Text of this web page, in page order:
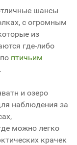
шансы
с огромным
из
где-либо
птичьим
.
и озеро
наблюдения за
можно легко
крачек